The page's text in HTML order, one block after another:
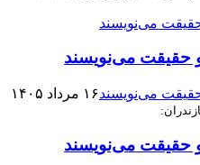
و حقیقت می‌نویسند
۱۶ مرداد ۱۴۰۵
و حقیقت می‌نویسند